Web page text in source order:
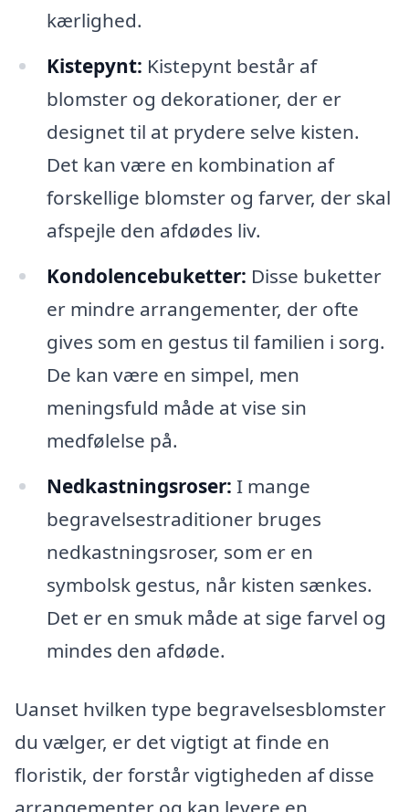
kærlighed.
Kistepynt: Kistepynt består af
blomster og dekorationer, der er
designet til at prydere selve kisten.
Det kan være en kombination af
forskellige blomster og farver, der skal
afspejle den afdødes liv.
Kondolencebuketter: Disse buketter
er mindre arrangementer, der ofte
gives som en gestus til familien i sorg.
De kan være en simpel, men
meningsfuld måde at vise sin
medfølelse på.
Nedkastningsroser: I mange
begravelsestraditioner bruges
nedkastningsroser, som er en
symbolsk gestus, når kisten sænkes.
Det er en smuk måde at sige farvel og
mindes den afdøde.
Uanset hvilken type begravelsesblomster
du vælger, er det vigtigt at finde en
floristik, der forstår vigtigheden af disse